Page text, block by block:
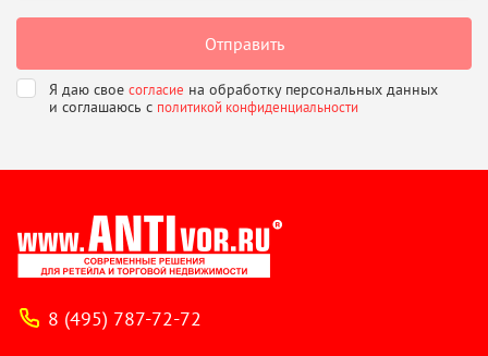
Я даю свое согласие на обработку персональных данных
и соглашаюсь с политикой конфиденциальности
8 (495) 787-72-72